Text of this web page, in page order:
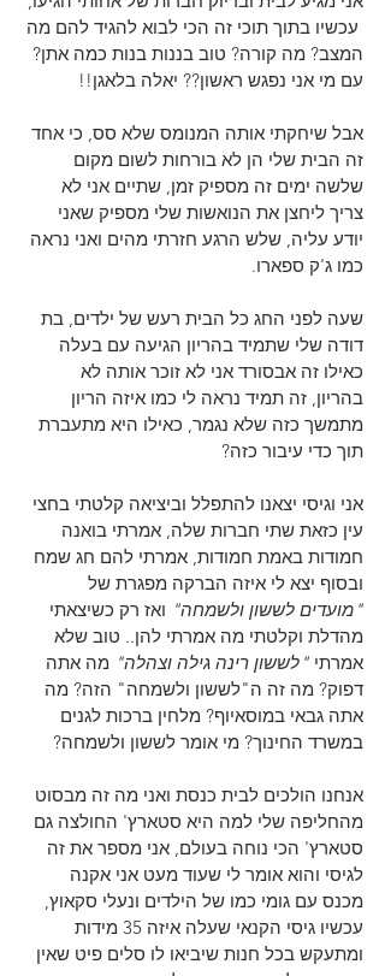
עכשיו בתוך תוכי זה הכי לבוא להגיד להם מה
המצב? מה קורה? טוב בננות בנות כמה אתן?
עם מי אני נפגש ראשון?? יאלה בלאגן!!
אבל שיחקתי אותה המנומס שלא סס, כי אחד
זה הבית שלי הן לא בורחות לשום מקום
שלשה ימים זה מספיק זמן, שתיים אני לא
צריך ליחצן את הנואשות שלי מספיק שאני
יודע עליה, שלש הרגע חזרתי מהים ואני נראה
כמו ג'ק ספארו.
שעה לפני החג כל הבית רעש של ילדים, בת
דודה שלי שתמיד בהריון הגיעה עם בעלה
כאילו זה אבסורד אני לא זוכר אותה לא
בהריון, זה תמיד נראה לי כמו איזה הריון
מתמשך כזה שלא נגמר, כאילו היא מתעברת
תוך כדי עיבור כזה?
אני וגיסי יצאנו להתפלל וביציאה קלטתי בחצי
עין כזאת שתי חברות שלה, אמרתי בואנה
חמודות באמת חמודות, אמרתי להם חג שמח
ובסוף יצא לי איזה הברקה מפגרת של
"מועדים לששון ולשמחה" ואז רק כשיצאתי
מהדלת וקלטתי מה אמרתי להן.. טוב שלא
אמרתי "לששון רינה גילה וצהלה" מה אתה
דפוק? מה זה ה"לששון ולשמחה" הזה? מה
אתה גבאי במוסאיוף? מלחין ברכות לגנים
במשרד החינוך? מי אומר לששון ולשמחה?
אנחנו הולכים לבית כנסת ואני מה זה מבסוט
מהחליפה שלי למה היא סטארץ' החולצה גם
סטארץ' הכי נוחה בעולם, אני מספר את זה
לגיסי והוא אומר לי שעוד מעט אני אקנה
מכנס עם גומי כמו של הילדים ונעלי סקאוץ,
עכשיו גיסי הקנאי שעלה איזה 35 מידות
ומתעקש בכל חנות שיביאו לו סלים פיט שאין